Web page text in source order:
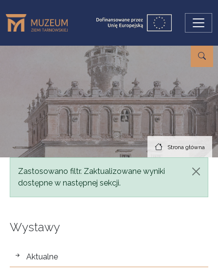
Strona główna
Komunikat
Zastosowano filtr. Zaktualizowane wyniki
dostępne w następnej sekcji.
Wystawy
wystawy
Aktualne